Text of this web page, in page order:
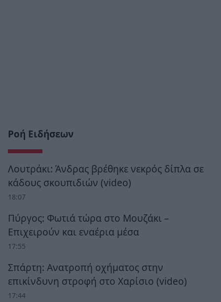
Ροή Ειδήσεων
Λουτράκι: Άνδρας βρέθηκε νεκρός δίπλα σε
κάδους σκουπιδιών (video)
18:07
Πύργος: Φωτιά τώρα στο Μουζάκι –
Επιχειρούν και εναέρια μέσα
17:55
Σπάρτη: Ανατροπή οχήματος στην
επικίνδυνη στροφή στο Χαρίσιο (video)
17:44